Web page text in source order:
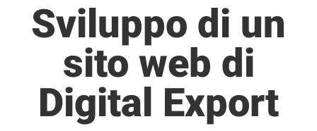
Sviluppo di un
sito web di
Digital Export